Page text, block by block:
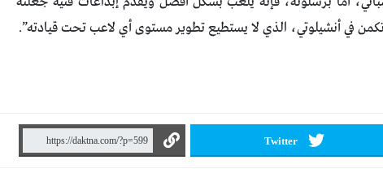
في أنشيلوتي، الذي لا يستطيع تطوير مستوى أي لاعب تحت قيادته”.
Twitter